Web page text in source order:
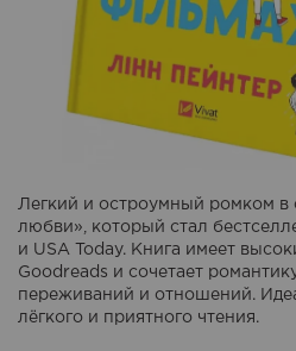
Легкий и остроумный ромком в
любви», который стал
и USA Today. Книга имеет
Goodreads и сочетает
переживаний и отношений.
лёгкого и приятного чтения.